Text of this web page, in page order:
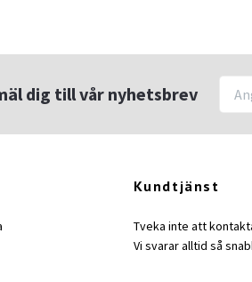
dig till vår nyhetsbrev
Kundtjänst
Tveka inte att
Vi svarar alltid så